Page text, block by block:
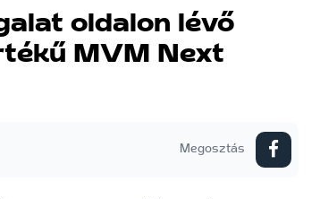
oldalon lévő
MVM Next
Megosztás